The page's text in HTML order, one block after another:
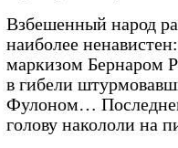
Взбешенный народ
наиболее
маркизом Бернаром
в гибели
Фулоном…
голову накололи на